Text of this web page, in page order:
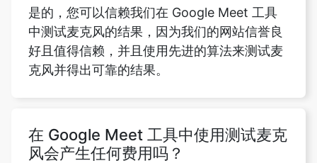
是的，您可以信赖我们在 Google Meet 工具
中测试麦克风的结果，因为我们的网站信誉良
好且值得信赖，并且使用先进的算法来测试麦
克风并得出可靠的结果。
在 Google Meet 工具中使用测试麦克
风会产生任何费用吗？